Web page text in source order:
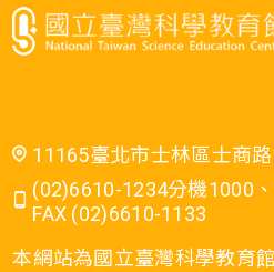
11165臺北市士林區士商
(02)6610-1234分機1000、
FAX (02)6610-1133
本網站為國立臺灣科學教育